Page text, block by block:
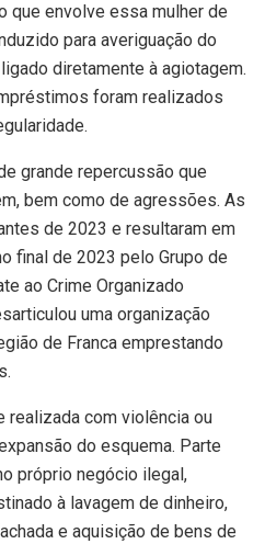
que envolve essa mulher de
para averiguação do
diretamente à agiotagem.
foram realizados
grande repercussão que
bem como de agressões. As
de 2023 e resultaram em
final de 2023 pelo Grupo de
ao Crime Organizado
uma organização
de Franca emprestando
realizada com violência ou
do esquema. Parte
próprio negócio ilegal,
à lavagem de dinheiro,
e aquisição de bens de